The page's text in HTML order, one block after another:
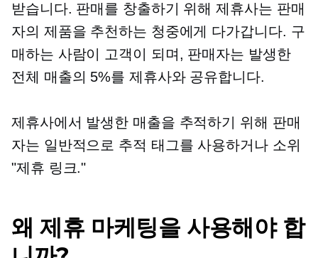
받습니다. 판매를 창출하기 위해 제휴사는 판매
자의 제품을 추천하는 청중에게 다가갑니다. 구
매하는 사람이 고객이 되며, 판매자는 발생한
전체 매출의 5%를 제휴사와 공유합니다.
제휴사에서 발생한 매출을 추적하기 위해 판매
자는 일반적으로 추적 태그를 사용하거나 소위
"제휴 링크."
왜 제휴 마케팅을 사용해야 합